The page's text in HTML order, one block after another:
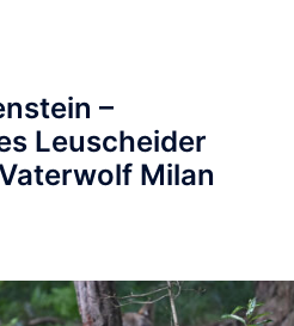
–
Leuscheider
Milan